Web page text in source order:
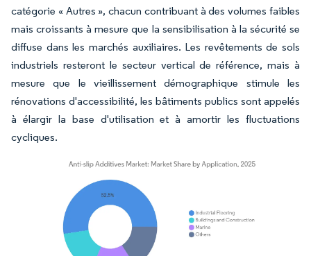
catégorie « Autres », chacun contribuant à des volumes faibles
mais croissants à mesure que la sensibilisation à la sécurité se
diffuse dans les marchés auxiliaires. Les revêtements de sols
industriels resteront le secteur vertical de référence, mais à
mesure que le vieillissement démographique stimule les
rénovations d'accessibilité, les bâtiments publics sont appelés
à élargir la base d'utilisation et à amortir les fluctuations
cycliques.